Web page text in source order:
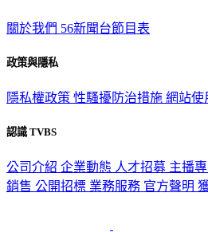
關於我們 56新聞台節目表
政策與隱私
隱私權政策 性騷擾防治措施 網站使
認識 TVBS
公司介紹 企業動態 人才招募 主播
銷售 公開招標 業務服務 官方聲明